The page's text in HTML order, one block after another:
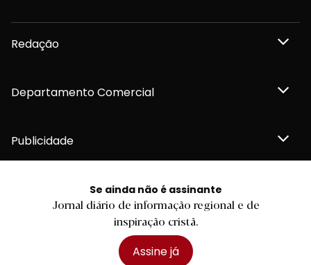
Se ainda não é assinante
Jornal diário de informação regional e de
inspiração cristã.
Assine já
Redação
Departamento Comercial
Publicidade
Privacidade e Cookies
Declaração de compromisso FSC®
Política de Confidencialidade